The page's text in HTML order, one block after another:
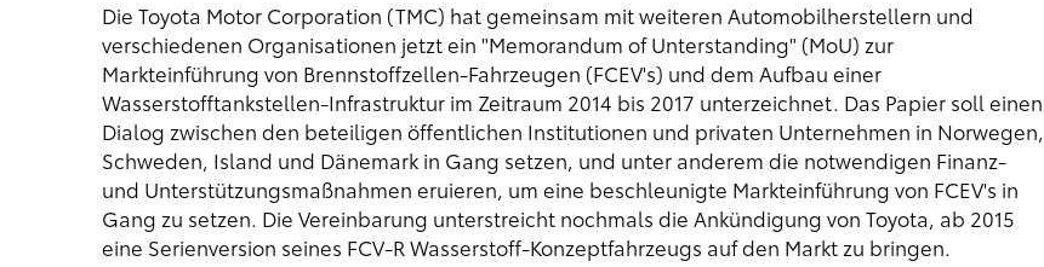
Die Toyota Motor Corporation (TMC) hat gemeinsam mit weiteren Automobilherstellern und
verschiedenen Organisationen jetzt ein "Memorandum of Unterstanding" (MoU) zur
Markteinführung von Brennstoffzellen-Fahrzeugen (FCEV's) und dem Aufbau einer
Wasserstofftankstellen-Infrastruktur im Zeitraum 2014 bis 2017 unterzeichnet. Das Papier soll einen
Dialog zwischen den beteiligen öffentlichen Institutionen und privaten Unternehmen in Norwegen,
Schweden, Island und Dänemark in Gang setzen, und unter anderem die notwendigen Finanz-
und Unterstützungsmaßnahmen eruieren, um eine beschleunigte Markteinführung von FCEV's in
Gang zu setzen. Die Vereinbarung unterstreicht nochmals die Ankündigung von Toyota, ab 2015
eine Serienversion seines FCV-R Wasserstoff-Konzeptfahrzeugs auf den Markt zu bringen.